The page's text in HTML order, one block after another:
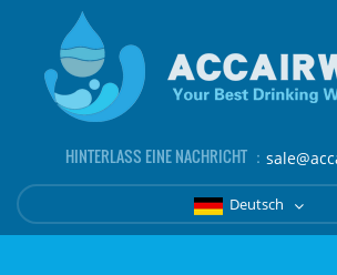
HINTERLASS EINE NACHRICHT ：
Deutsch